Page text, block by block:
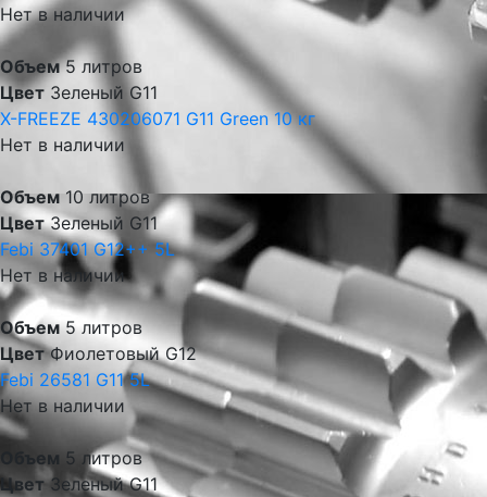
Нет в наличии
Объем5 литров
Цвет Зеленый G11
X-FREEZE 430206071 G11 Green 10 кг
Нет в наличии
Объем 10 литров
ЦветЗеленый G11
Febi 37401 G12++ 5L
Нет в наличии
Объем5 литров
ЦветФиолетовый G12
Febi 26581 G11 5L
Нет в наличии
Объем 5 литров
ЦветЗеленый G11